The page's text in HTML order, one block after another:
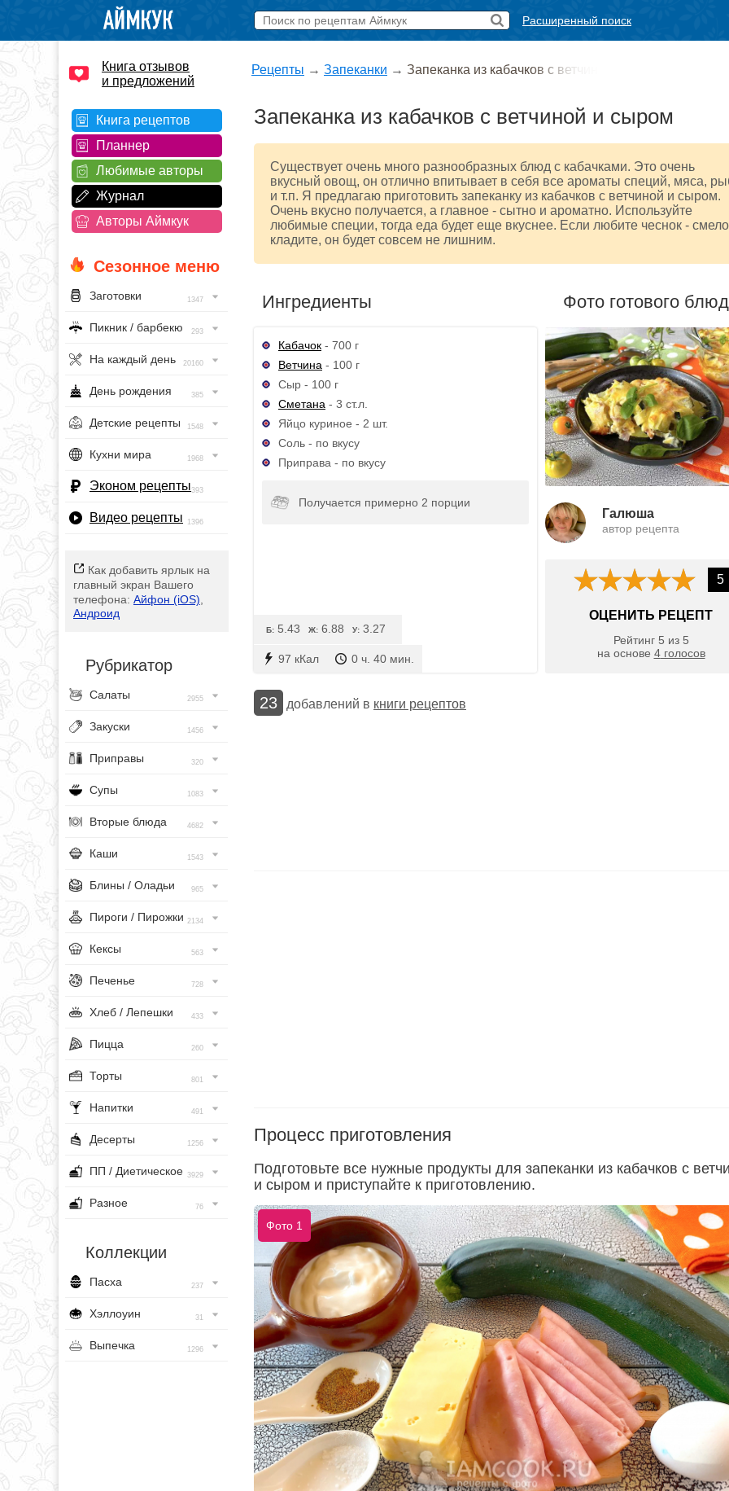
Расширенный поиск
Книга отзывов
и предложений
Книга рецептов
Планнер
Любимые авторы
Журнал
Авторы Аймкук
Сезонное меню
Заготовки 1347
Пикник / барбекю 293
На каждый день 20160
День рождения 385
Детские рецепты 1548
Кухни мира 1968
Эконом рецепты393
Видео рецепты 1396
Как добавить ярлык на
главный экран Вашего
телефона: Айфон (iOS)
Андроид
Рубрикатор
Салаты 2955
Закуски 1456
Приправы 320
Супы 1083
Вторые блюда 4682
Каши 1543
Блины / Оладьи 965
Пироги / Пирожки 2134
Кексы 563
Печенье 728
Хлеб / Лепешки 433
Пицца 260
Торты 801
Напитки 491
Десерты 1256
ПП / Диетическое 3929
Разное 76
Коллекции
Пасха 237
Хэллоуин 31
Выпечка 1296
Рецепты → Запеканки → Запеканка из кабачков с ветчин
Запеканка из кабачков с ветчиной и сыром
Существует очень много разнообразных блюд с кабачками. Это очень
вкусный овощ, он отлично впитывает в себя все ароматы специй, мяса,
и т.п. Я предлагаю приготовить запеканку из кабачков с ветчиной и сыром.
Очень вкусно получается, а главное - сытно и ароматно. Используйте
любимые специи, тогда еда будет еще вкуснее. Если любите чеснок - смело
кладите, он будет совсем не лишним.
Ингредиенты
Кабачок - 700 г
Ветчина - 100 г
Сыр - 100 г
Сметана - 3 ст.л.
Яйцо куриное - 2 шт.
Соль - по вкусу
Приправа - по вкусу
Получается примерно 2 порции
97 кКал 0 ч. 40 мин.
Б: 5.43 Ж: 6.88 У: 3.27
Фото готового
Галюша
автор рецепта
5
ОЦЕНИТЬ РЕЦЕПТ
Рейтинг 5 из 5
на основе 4голосов
23 добавлений в книги рецептов
Процесс приготовления
Подготовьте все нужные продукты для запеканки из кабачков с
и сыром и приступайте к приготовлению.
Фото 1